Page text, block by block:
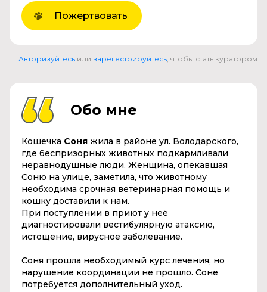
Пожертвовать
Авторизуйтесь или зарегестрируйтесь , чтобы стать куратором
Обо мне
Кошечка Соня жила в районе ул. Володарского,
где беспризорных животных подкармливали
неравнодушные люди. Женщина, опекавшая
Соню на улице, заметила, что животному
необходима срочная ветеринарная помощь и
кошку доставили к нам.
При поступлении в приют у неё
диагностировали вестибулярную атаксию,
истощение, вирусное заболевание.
Соня прошла необходимый курс лечения, но
нарушение координации не прошло. Соне
потребуется дополнительный уход.